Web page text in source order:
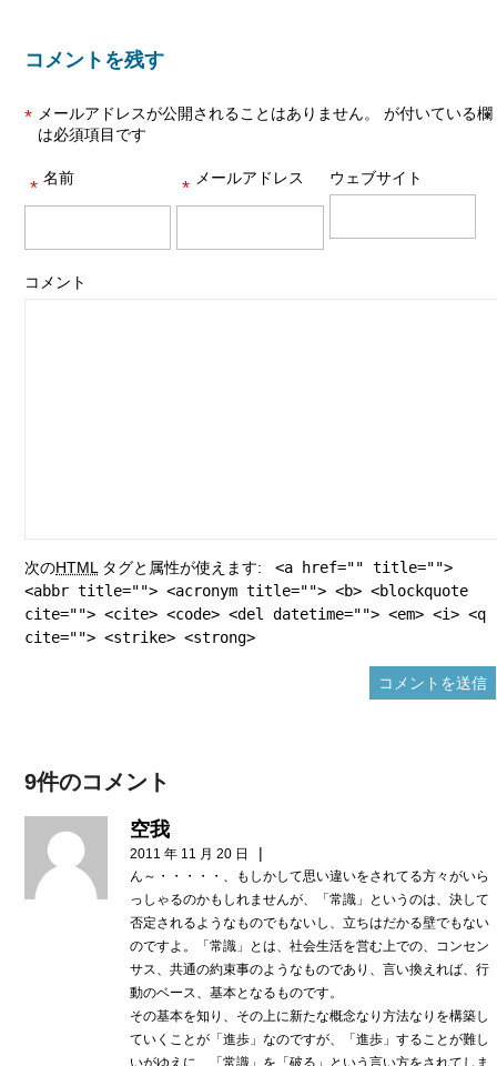
コメントを残す
メールアドレスが公開されることはありません。
*
が付いている欄
は必須項目です
名前
* メールアドレス
* ウェブサイト
コメント
次のHTML タグと属性が使えます:
<a href="" title="">
<abbr title=""> <acronym title=""> <b> <blockquote
cite=""> <cite> <code> <del datetime=""> <em> <i> <q
cite=""> <strike> <strong>
9件のコメント
空我
2011 年 11 月 20 日 |
ん～・・・・・、もしかして思い違いをされてる方々がいら
っしゃるのかもしれませんが、「常識」というのは、決して
否定されるようなものでもないし、立ちはだかる壁でもない
のですよ。「常識」とは、社会生活を営む上での、コンセン
サス、共通の約束事のようなものであり、言い換えれば、行
動のベース、基本となるものです。
その基本を知り、その上に新たな概念なり方法なりを構築し
ていくことが「進歩」なのですが、「進歩」することが難し
いがゆえに、「常識」を「破る」という言い方をされてしま